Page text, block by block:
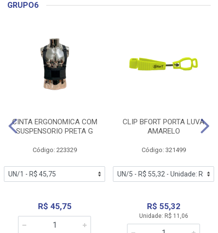
GRUPO6
CINTA ERGONOMICA COM
SUSPENSORIO PRETA G
Código: 223329
R$ 45,75
CLIP BFORT PORTA LUVA
AMARELO
Código: 321499
R$ 55,32
Unidade: R$ 11,06